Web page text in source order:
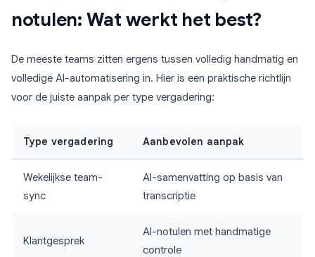
notulen: Wat werkt het best?
De meeste teams zitten ergens tussen volledig handmatig en
volledige AI-automatisering in. Hier is een praktische richtlijn
voor de juiste aanpak per type vergadering:
Type vergadering Aanbevolen aanpak
Wekelijkse team-
sync
AI-samenvatting op basis van
transcriptie
Klantgesprek
AI-notulen met handmatige
controle